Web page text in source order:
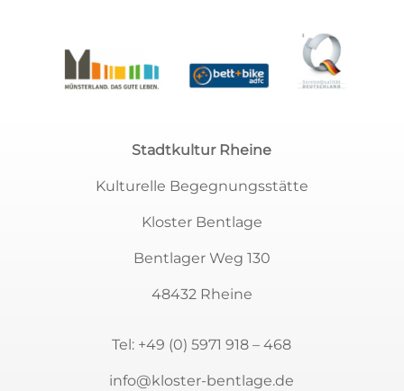
Stadtkultur Rheine
Kulturelle Begegnungsstätte
Kloster Bentlage
Bentlager Weg 130
48432 Rheine
Tel: +49 (0) 5971 918 – 468
info@kloster-bentlage.de